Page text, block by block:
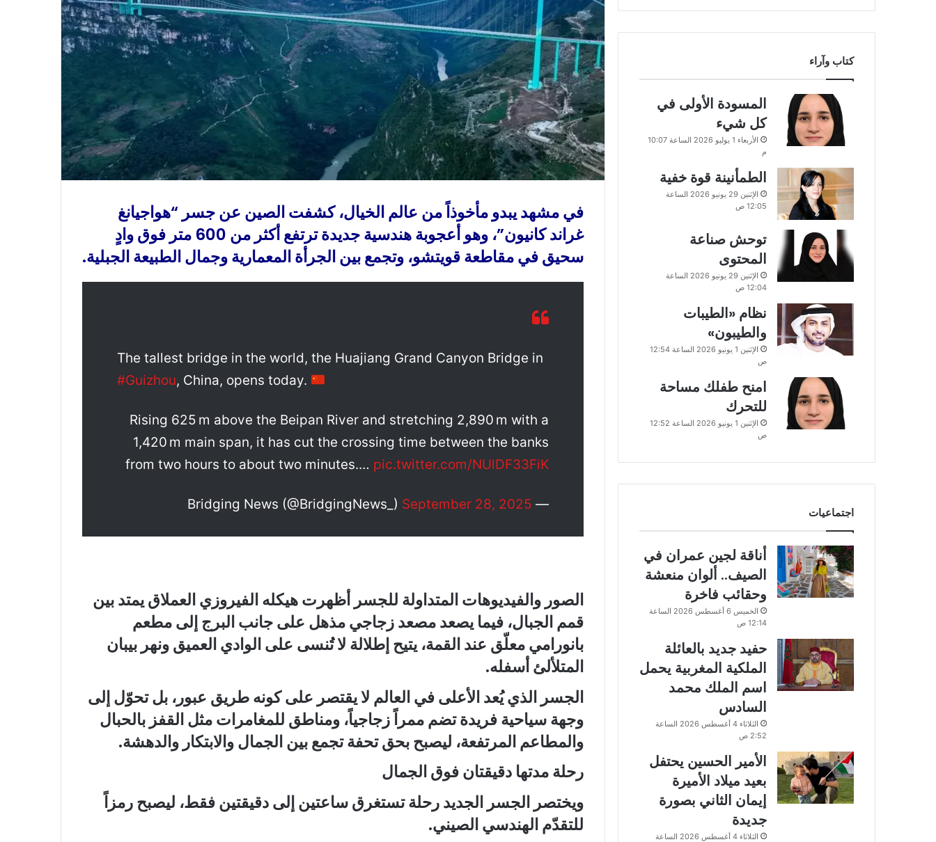
و
ن
ي
ا
في مشهد يبدو مأخوذاً من عالم الخيال، كشفت الصين عن جسر “هواجيانغ
غراند كانيون”، وهو أعجوبة هندسية جديدة ترتفع أكثر من 600 متر فوق وادٍ
سحيق في مقاطعة قويتشو، وتجمع بين الجرأة المعمارية وجمال الطبيعة الجبلية.
The tallest bridge in the world, the Huajiang Grand Canyon Bridge in
#Guizhou, China, opens today.
Rising 625 m above the Beipan River and stretching 2,890 m with a
1,420 m main span, it has cut the crossing time between the banks
from two hours to about two minutes.… pic.twitter.com/NUlDF33FiK
— Bridging News (@BridgingNews_)
September 28, 2025
الصور والفيديوهات المتداولة للجسر أظهرت هيكله الفيروزي العملاق يمتد بين
قمم الجبال، فيما يصعد مصعد زجاجي مذهل على جانب البرج إلى مطعم
بانورامي معلّق عند القمة، يتيح إطلالة لا تُنسى على الوادي العميق ونهر بيبان
المتلألئ أسفله.
الجسر الذي يُعد الأعلى في العالم لا يقتصر على كونه طريق عبور، بل تحوّل إلى
وجهة سياحية فريدة تضم ممراً زجاجياً، ومناطق للمغامرات مثل القفز بالحبال
والمطاعم المرتفعة، ليصبح بحق تحفة تجمع بين الجمال والابتكار والدهشة.
رحلة مدتها دقيقتان فوق الجمال
ويختصر الجسر الجديد رحلة تستغرق ساعتين إلى دقيقتين فقط، ليصبح رمزاً
للتقدّم الهندسي الصيني.
كتاب وآراء
المسودة الأولى في
كل شيء
الأربعاء 1 يوليو 2026 الساعة 10:07
م
الطمأنينة قوة خفية
الإثنين 29 يونيو 2026 الساعة
12:05 ص
توحش صناعة
المحتوى
الإثنين 29 يونيو 2026 الساعة
12:04 ص
نظام «الطيبات
والطيبون»
الإثنين 1 يونيو 2026 الساعة 12:54
ص
امنح طفلك مساحة
للتحرك
الإثنين 1 يونيو 2026 الساعة 12:52
ص
اجتماعيات
أناقة لجين عمران في
الصيف.. ألوان منعشة
وحقائب فاخرة
الخميس 6 أغسطس 2026 الساعة
12:14 ص
حفيد جديد بالعائلة
الملكية المغربية يحمل
اسم الملك محمد
السادس
الثلاثاء 4 أغسطس 2026 الساعة
2:52 ص
الأمير الحسين يحتفل
بعيد ميلاد الأميرة
إيمان الثاني بصورة
جديدة
الثلاثاء 4 أغسطس 2026 الساعة